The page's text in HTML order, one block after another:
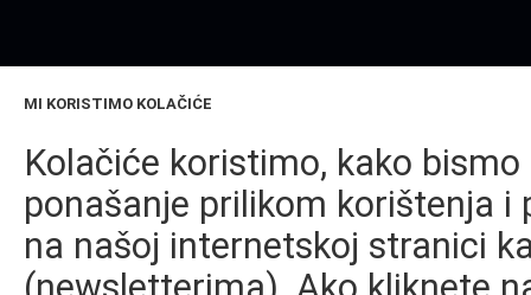
MI KORISTIMO KOLAČIĆE
Kolačiće koristimo, kako
ponašanje prilikom korištenja
na našoj internetskoj stranici